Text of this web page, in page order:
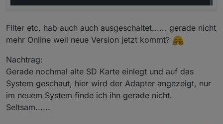
Filter etc. hab auch auch ausgeschaltet...... gerade nicht
mehr Online weil neue Version jetzt kommt?
Nachtrag:
Gerade nochmal alte SD Karte einlegt und auf das
System geschaut, hier wird der Adapter angezeigt, nur
im neuem System finde ich ihn gerade nicht.
Seltsam......